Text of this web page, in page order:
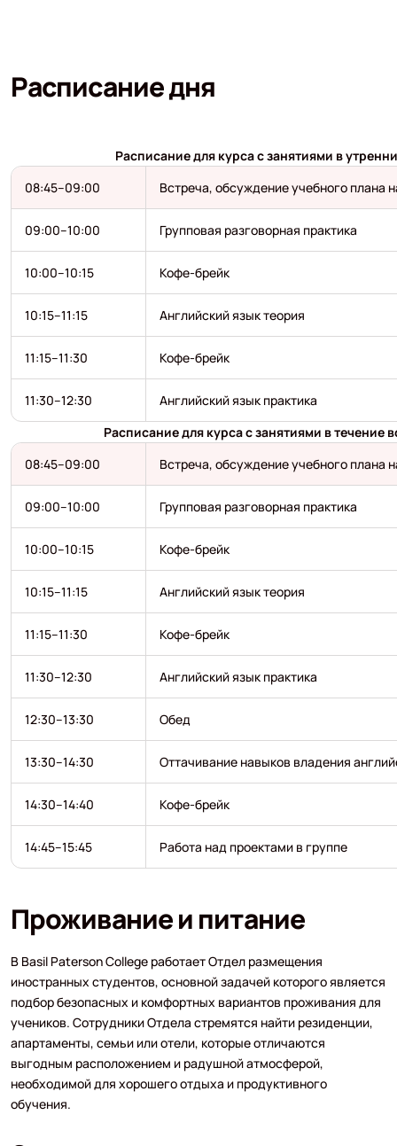
Расписание дня
Расписание для курса с занятиями в
08:45–09:00
Встреча, обсуждение учебного плана
09:00–10:00 Групповая разговорная практика
10:00–10:15 Кофе-брейк
10:15–11:15 Английский язык теория
11:15–11:30 Кофе-брейк
11:30–12:30
Английский язык практика
Расписание для курса с занятиями в течение
08:45–09:00
Встреча, обсуждение учебного плана
09:00–10:00 Групповая разговорная практика
10:00–10:15 Кофе-брейк
10:15–11:15 Английский язык теория
11:15–11:30 Кофе-брейк
11:30–12:30 Английский язык практика
12:30–13:30 Обед
13:30–14:30 Оттачивание навыков владения
14:30–14:40 Кофе-брейк
14:45–15:45 Работа над проектами в группе
Проживание и питание
В Basil Paterson College работает Отдел размещения
иностранных студентов, основной задачей которого является
подбор безопасных и комфортных вариантов проживания для
учеников. Сотрудники Отдела стремятся найти резиденции,
апартаменты, семьи или отели, которые отличаются
выгодным расположением и радушной атмосферой,
необходимой для хорошего отдыха и продуктивного
обучения.